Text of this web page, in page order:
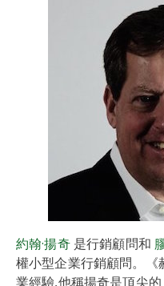
約翰·揚奇是行銷顧問和
權小型企業行銷顧問。
業經驗,他稱揚奇是頂尖